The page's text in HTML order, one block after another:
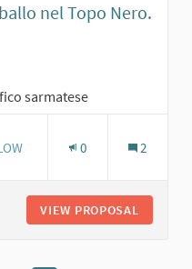
nel Topo Nero.
sarmatese
0 2
VIEW PROPOSAL